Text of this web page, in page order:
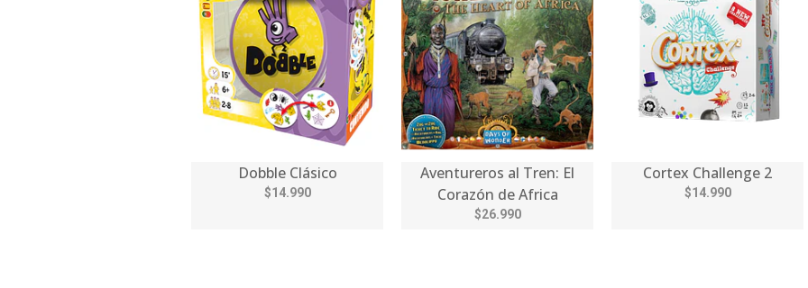
Dobble Clásico
$14.990
Aventureros al Tren: El
Corazón de Africa
$26.990
Cortex Challenge 2
$14.990